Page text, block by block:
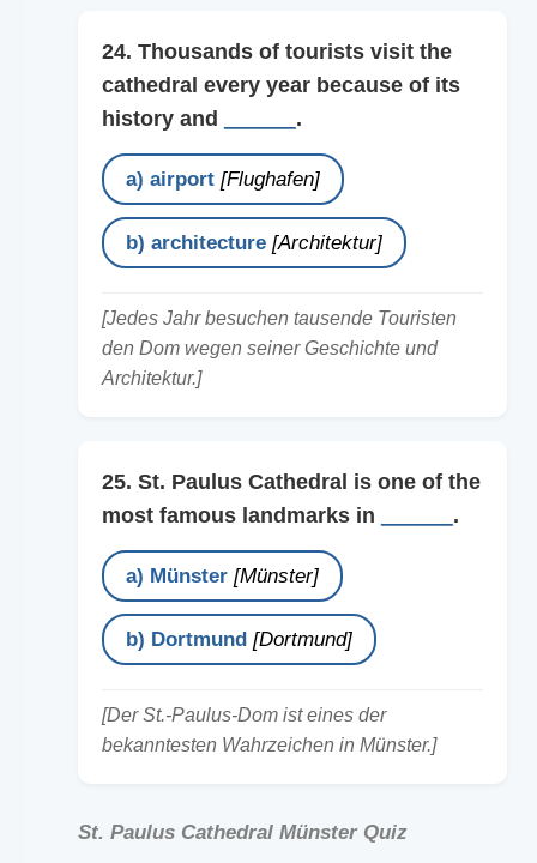
24. Thousands of tourists visit the
cathedral every year because of its
history and
.
a) airport [Flughafen]
b) architecture [Architektur]
[Jedes Jahr besuchen tausende Touristen
den Dom wegen seiner Geschichte und
Architektur.]
25. St. Paulus Cathedral is one of the
most famous landmarks in
.
a) Münster [Münster]
b) Dortmund [Dortmund]
[Der St.-Paulus-Dom ist eines der
bekanntesten Wahrzeichen in Münster.]
St. Paulus Cathedral Münster Quiz